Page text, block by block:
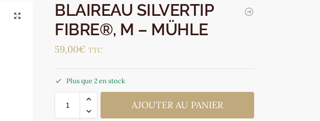
BLAIREAU SILVERTIP
FIBRE®, M – MÜHLE
59,00€ TTC
Plus que 2 en stock
AJOUTER AU PANIER